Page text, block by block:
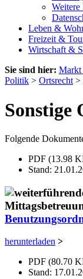
Weitere
Leben &
Freizeit &
Wirtschaft &
Sie sind hier: Markt
Politik > Ortsrecht >
Sonstige
Folgende
PDF (13.98
Stand:
herunterladen >
PDF (80.70
Stand: